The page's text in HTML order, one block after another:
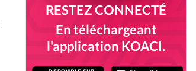
RESTEZ CONNECTÉ
En téléchargeant
l'application KOACI.